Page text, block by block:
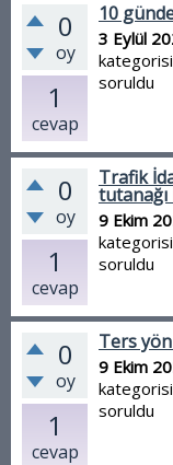
0
oy
1
cevap
10
3 Eylül
soruldu
0
oy
1
cevap
Trafik
tutanağı
9 Ekim
soruldu
0
oy
1
cevap
Ters
9 Ekim
soruldu